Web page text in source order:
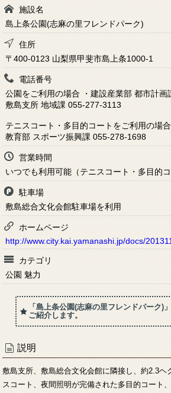
施設名
島上条公園(志麻の里フレンドパーク)
住所
〒400-0123 山梨県甲斐市島上条1000-1
電話番号
公園をご利用の場合 ・建設産業部 都市計
敷島支所 地域課 055-277-3113
テニスコート・多目的コートをご利用の場合
教育部 スポーツ振興課 055-278-1698
営業時間
いつでも利用可能（テニスコート・多目的コ
駐車場
敷島総合文化会館駐車場を利用
ホームページ
http://www.city.kai.yamanashi.jp/docs/
カテゴリ
公園 魅力
「島上条公園(志麻の里フレンドパーク)
ご紹介します。
説明
敷島支所、敷島総合文化会館に隣接し、約2.3ヘ
スコート、夜間照明が完備された多目的コート